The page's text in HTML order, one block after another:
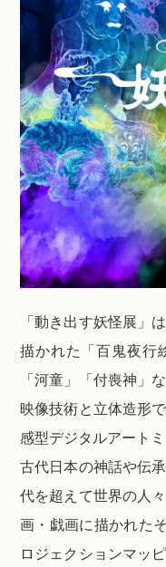
「動き出す妖怪展」
描かれた「百鬼夜行
「河童」「付喪神」
映像技術と立体造形
感型デジタルアートミ
古代日本の神話や伝
代を超えて世界の人
画・戯画に描かれた
ロジェクションマッ